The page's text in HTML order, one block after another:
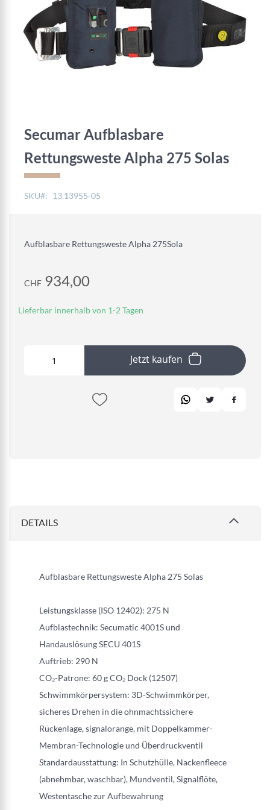
Secumar Aufblasbare
Rettungsweste Alpha 275 Solas
SKU 13.13955-05
Aufblasbare Rettungsweste Alpha 275Sola
CHF 934,00
Lieferbar innerhalb von 1-2 Tagen
Jetzt kaufen
Bildgalerie
DETAILS
Aufblasbare Rettungsweste Alpha 275 Solas
Leistungsklasse (ISO 12402): 275 N
Aufblastechnik: Secumatic 4001S und
Handauslösung SECU 401S
Auftrieb: 290 N
CO₂-Patrone: 60 g CO₂ Dock (12507)
Schwimmkörpersystem: 3D-Schwimmkörper,
sicheres Drehen in die ohnmachtssichere
Rückenlage, signalorange, mit Doppelkammer-
Membran-Technologie und Überdruckventil
Standardausstattung: In Schutzhülle, Nackenfleece
(abnehmbar, waschbar), Mundventil, Signalflöte,
Westentasche zur Aufbewahrung